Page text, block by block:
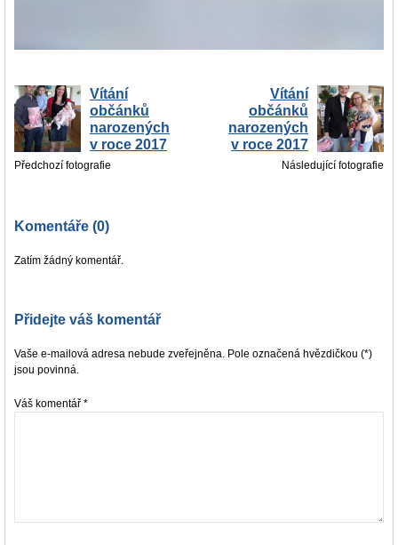
Vítání
občánků
narozených
v roce 2017
Předchozí fotografie
Vítání
občánků
narozených
v roce 2017
Následující fotografie
Komentáře (0)
Zatím žádný komentář.
Přidejte váš komentář
Vaše e-mailová adresa nebude zveřejněna. Pole označená hvězdičkou (*)
jsou povinná.
Váš komentář *